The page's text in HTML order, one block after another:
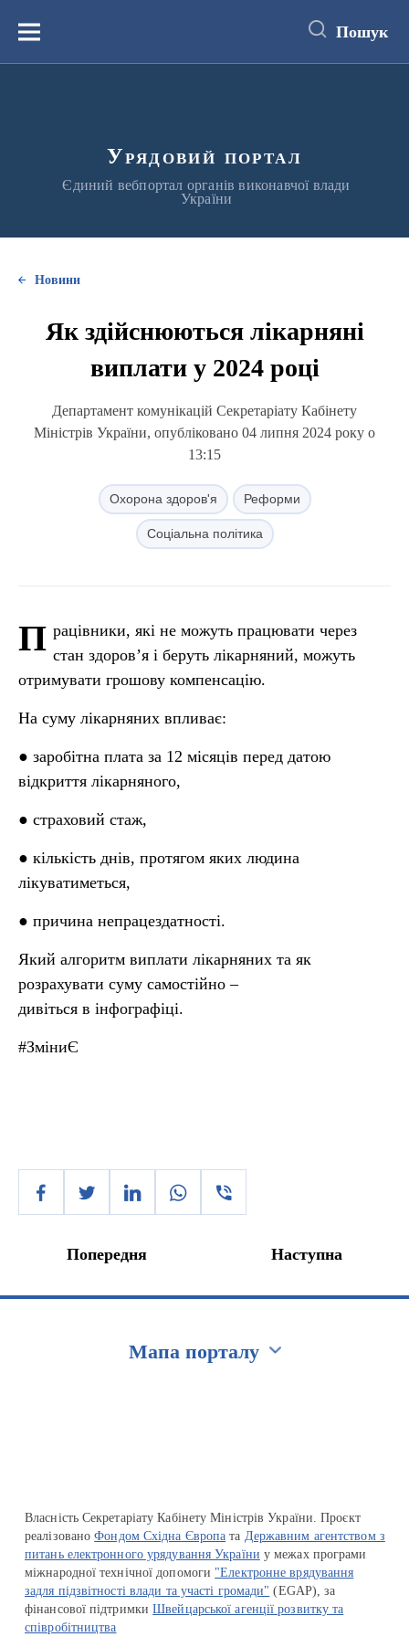
вмістуМеню Пошук
Урядовий портал
Єдиний вебпортал органів виконавчої влади
України
Новини
Як здійснюються лікарняні
виплати у 2024 році
Департамент комунікацій Секретаріату Кабінету
Міністрів України, опубліковано 04 липня 2024 року о
13:15
Охорона здоров'я Реформи
Соціальна політика
П рацівники, які не можуть працювати через
стан здоров’я і беруть лікарняний, можуть
отримувати грошову компенсацію.
На суму лікарняних впливає:
● заробітна плата за 12 місяців перед датою
відкриття лікарняного,
● страховий стаж,
● кількість днів, протягом яких людина
лікуватиметься,
● причина непрацездатності.
Який алгоритм виплати лікарняних та як
розрахувати суму самостійно –
дивіться в інфографіці.
#ЗміниЄ
Попередня Наступна
Мапа порталу
Власність Секретаріату Кабінету Міністрів України. Проєкт
реалізованоФондом Східна Європа та Державним агентством з
питань електронного урядування України у межах програми
міжнародної технічної допомоги "Електронне врядування
задля підзвітності влади та участі громади" (EGAP), за
фінансової підтримкиШвейцарської агенції розвитку та
співробітництва